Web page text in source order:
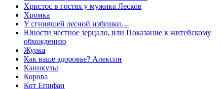
Христос в гостях у мужика Лесков
Хромка
У сгнившей лесной избушки…
Юности честное зерцало, или Показание к житейскому
обхождению
Журка
Как ваше здоровье? Алексин
Каникулы
Корова
Кот Епифан